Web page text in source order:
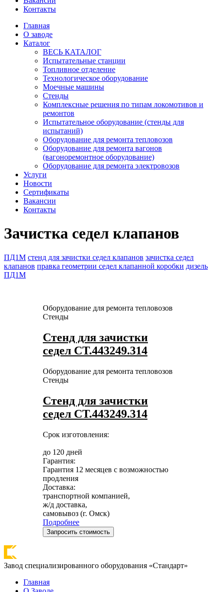
Контакты
Главная
О заводе
Каталог
ВЕСЬ КАТАЛОГ
Испытательные станции
Топливное отделение
Технологическое оборудование
Моечные машины
Стенды
Комплексные решения по типам локомотивов и
ремонтов
Испытательное оборудование (стенды для
испытаний)
Оборудование для ремонта тепловозов
Оборудование для ремонта вагонов
(вагоноремонтное оборудование)
Оборудование для ремонта электровозов
Услуги
Новости
Сертификаты
Вакансии
Контакты
Зачистка седел клапанов
ПД1М стенд для зачистки седел клапанов зачистка седел
клапанов правка геометрии седел клапанной коробки дизель
ПД1М
Оборудование для ремонта тепловозов
Стенды
Стенд для зачистки
седел СТ.443249.314
Оборудование для ремонта тепловозов
Стенды
Стенд для зачистки
седел СТ.443249.314
Срок изготовления:
до 120 дней
Гарантия:
Гарантия 12 месяцев с возможностью
продления
Доставка:
транспортной компанией,
ж/д доставка,
самовывоз (г. Омск)
Подробнее
Запросить стоимость
Завод специализированного оборудования «Стандарт»
Главная